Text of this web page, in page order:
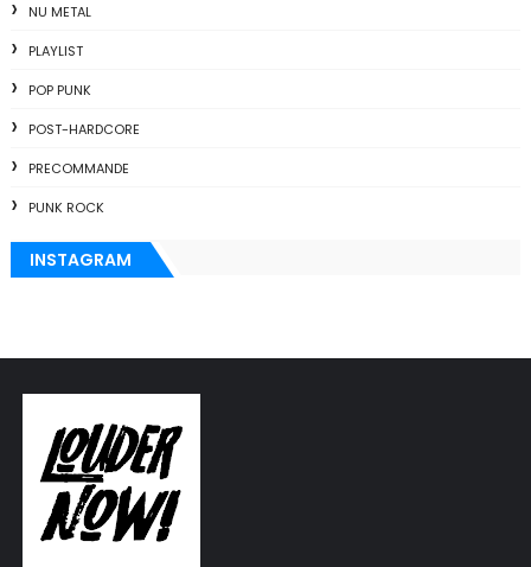
NU METAL
PLAYLIST
POP PUNK
POST-HARDCORE
PRECOMMANDE
PUNK ROCK
INSTAGRAM